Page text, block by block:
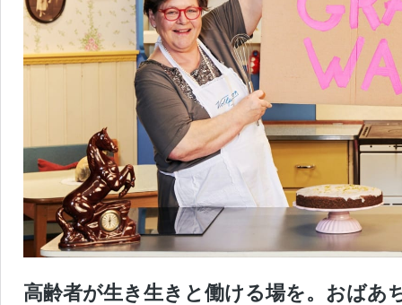
高齢者が生き生きと働ける場を。おば